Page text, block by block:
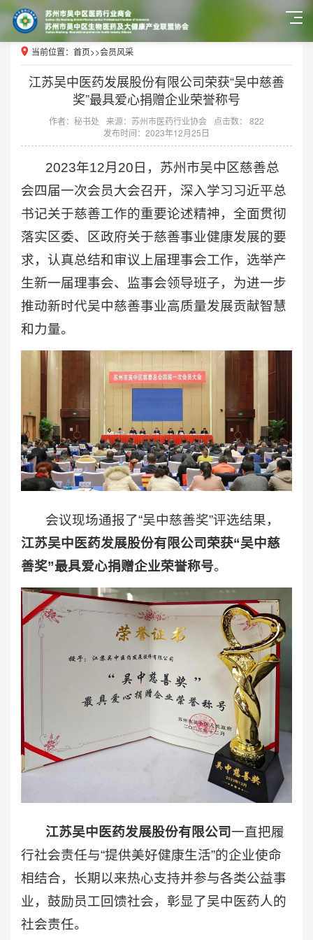
当前位置： 首页>>会员风采
江苏吴中医药发展股份有限公司荣获“吴中慈善
奖”最具爱心捐赠企业荣誉称号
作者：秘书处 来源：苏州市医药行业协会
点击数： 822
发布时间：2023年12月25日
2023年12月20日，苏州市吴中区慈善总
会四届一次会员大会召开，深入学习习近平总
书记关于慈善工作的重要论述精神，全面贯彻
落实区委、区政府关于慈善事业健康发展的要
求，认真总结和审议上届理事会工作，选举产
生新一届理事会、监事会领导班子，为进一步
推动新时代吴中慈善事业高质量发展贡献智慧
和力量。
会议现场通报了“吴中慈善奖”评选结果，
江苏吴中医药发展股份有限公司荣获“吴中慈
善奖”最具爱心捐赠企业荣誉称号。
江苏吴中医药发展股份有限公司一直把履
行社会责任与“提供美好健康生活”的企业使命
相结合，长期以来热心支持并参与各类公益事
业，鼓励员工回馈社会，彰显了吴中医药人的
社会责任。